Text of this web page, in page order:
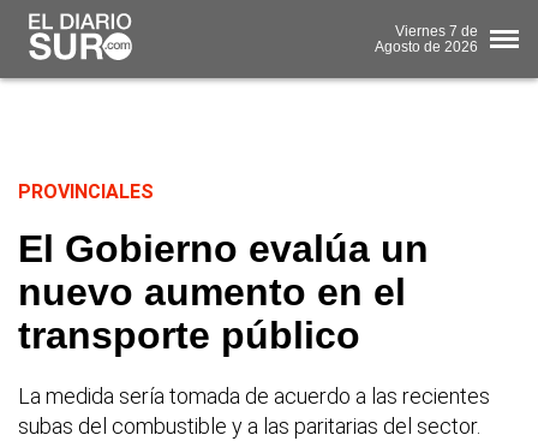
Viernes 7 de
Agosto de 2026
PROVINCIALES
El Gobierno evalúa un
nuevo aumento en el
transporte público
La medida sería tomada de acuerdo a las recientes
subas del combustible y a las paritarias del sector.